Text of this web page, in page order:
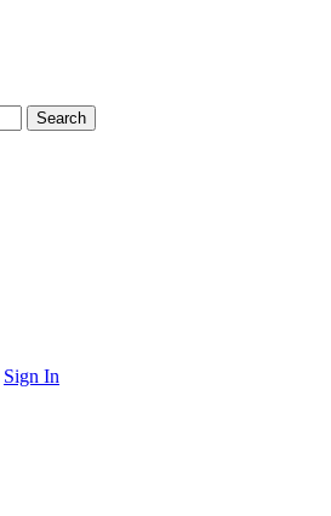
Sign In